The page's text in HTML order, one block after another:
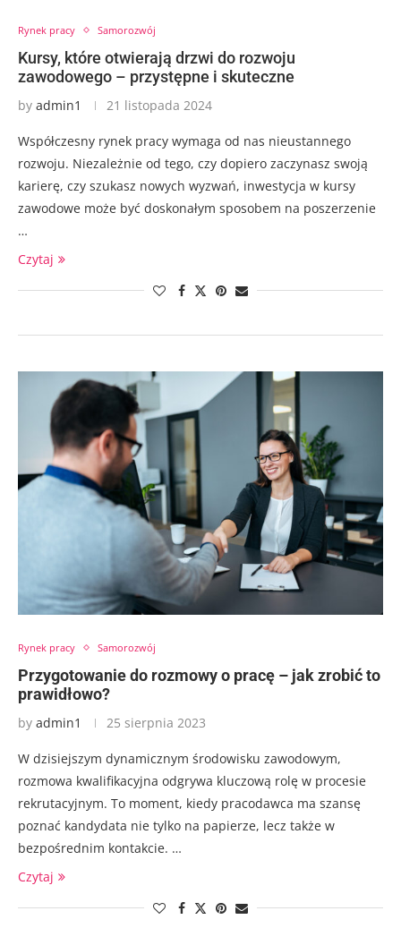
Rynek pracy Samorozwój
Kursy, które otwierają drzwi do rozwoju
zawodowego – przystępne i skuteczne
by admin1 21 listopada 2024
Współczesny rynek pracy wymaga od nas nieustannego
rozwoju. Niezależnie od tego, czy dopiero zaczynasz swoją
karierę, czy szukasz nowych wyzwań, inwestycja w kursy
zawodowe może być doskonałym sposobem na poszerzenie
…
Czytaj
Rynek pracy Samorozwój
Przygotowanie do rozmowy o pracę – jak zrobić to
prawidłowo?
by admin1 25 sierpnia 2023
W dzisiejszym dynamicznym środowisku zawodowym,
rozmowa kwalifikacyjna odgrywa kluczową rolę w procesie
rekrutacyjnym. To moment, kiedy pracodawca ma szansę
poznać kandydata nie tylko na papierze, lecz także w
bezpośrednim kontakcie. …
Czytaj